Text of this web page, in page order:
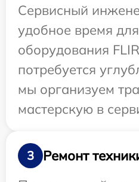
Сервисный
удобное время
оборудования
потребуется
мы организуем
мастерскую в
3
Ремонт